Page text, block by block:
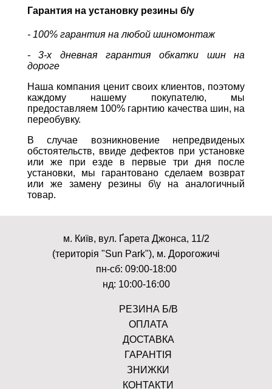
Гарантия на установку резины б/у
- 100% гарантия на любой шиномонтаж
- 3-х дневная гарантия обкатки шин на
дороге
Наша компания ценит своих клиентов, поэтому
каждому нашему покупателю, мы
предоставляем 100% гарнтию качества шин, на
переобувку.
В случае возникновение непредвиденых
обстоятельств, ввиде дефектов при установке
или же при езде в первые три дня после
установки, мы гарантовано сделаем возврат
или же замену резины б\у на аналогичный
товар.
м. Київ, вул. Ґарета Джонса, 11/2
(територія "Sun Park"), м. Дорогожичі
пн-сб: 09:00-18:00
нд: 10:00-16:00
РЕЗИНА Б/В
ОПЛАТА
ДОСТАВКА
ГАРАНТІЯ
ЗНИЖКИ
КОНТАКТИ